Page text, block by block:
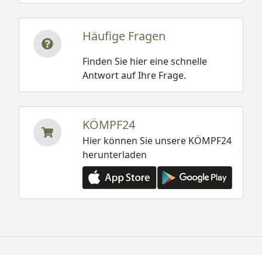
Häufige Fragen
Finden Sie hier eine schnelle
Antwort auf Ihre Frage.
KÖMPF24
Hier können Sie unsere KÖMPF24
herunterladen